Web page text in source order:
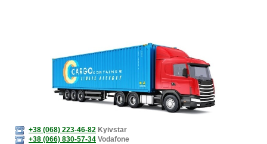
+38 (068) 223-46-82 Kyivstar
+38 (066) 830-57-34 Vodafone